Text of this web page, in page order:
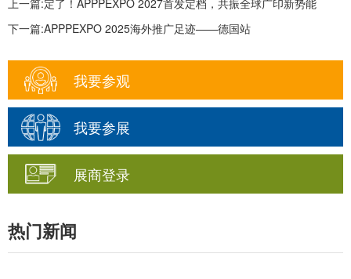
上一篇:定了！APPPEXPO 2027首发定档，共振全球广印新势能
下一篇:APPPEXPO 2025海外推广足迹——德国站
我要参观
我要参展
展商登录
热门新闻